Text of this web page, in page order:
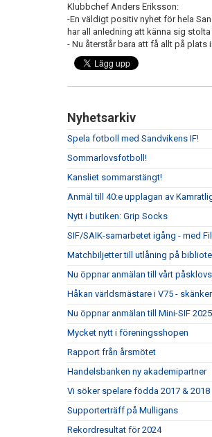
Klubbchef Anders Eriksson:
-En väldigt positiv nyhet för hela
har all anledning att känna sig stolta
- Nu återstår bara att få allt på plats
Nyhetsarkiv
Spela fotboll med Sandvikens IF!
Sommarlovsfotboll!
Kansliet sommarstängt!
Anmäl till 40:e upplagan av
Nytt i butiken: Grip Socks
SIF/SAIK-samarbetet igång - med
Matchbiljetter till utlåning på
Nu öppnar anmälan till vårt
Håkan världsmästare i V75 -
Nu öppnar anmälan till Mini-SIF 2025
Mycket nytt i föreningsshopen
Rapport från årsmötet
Handelsbanken ny akademipartner
Vi söker spelare födda 2017 & 2018
Supporterträff på Mulligans
Rekordresultat för 2024